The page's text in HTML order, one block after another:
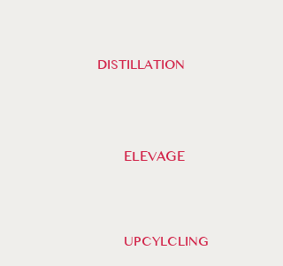
DISTILLATION
ELEVAGE
UPCYLCLING